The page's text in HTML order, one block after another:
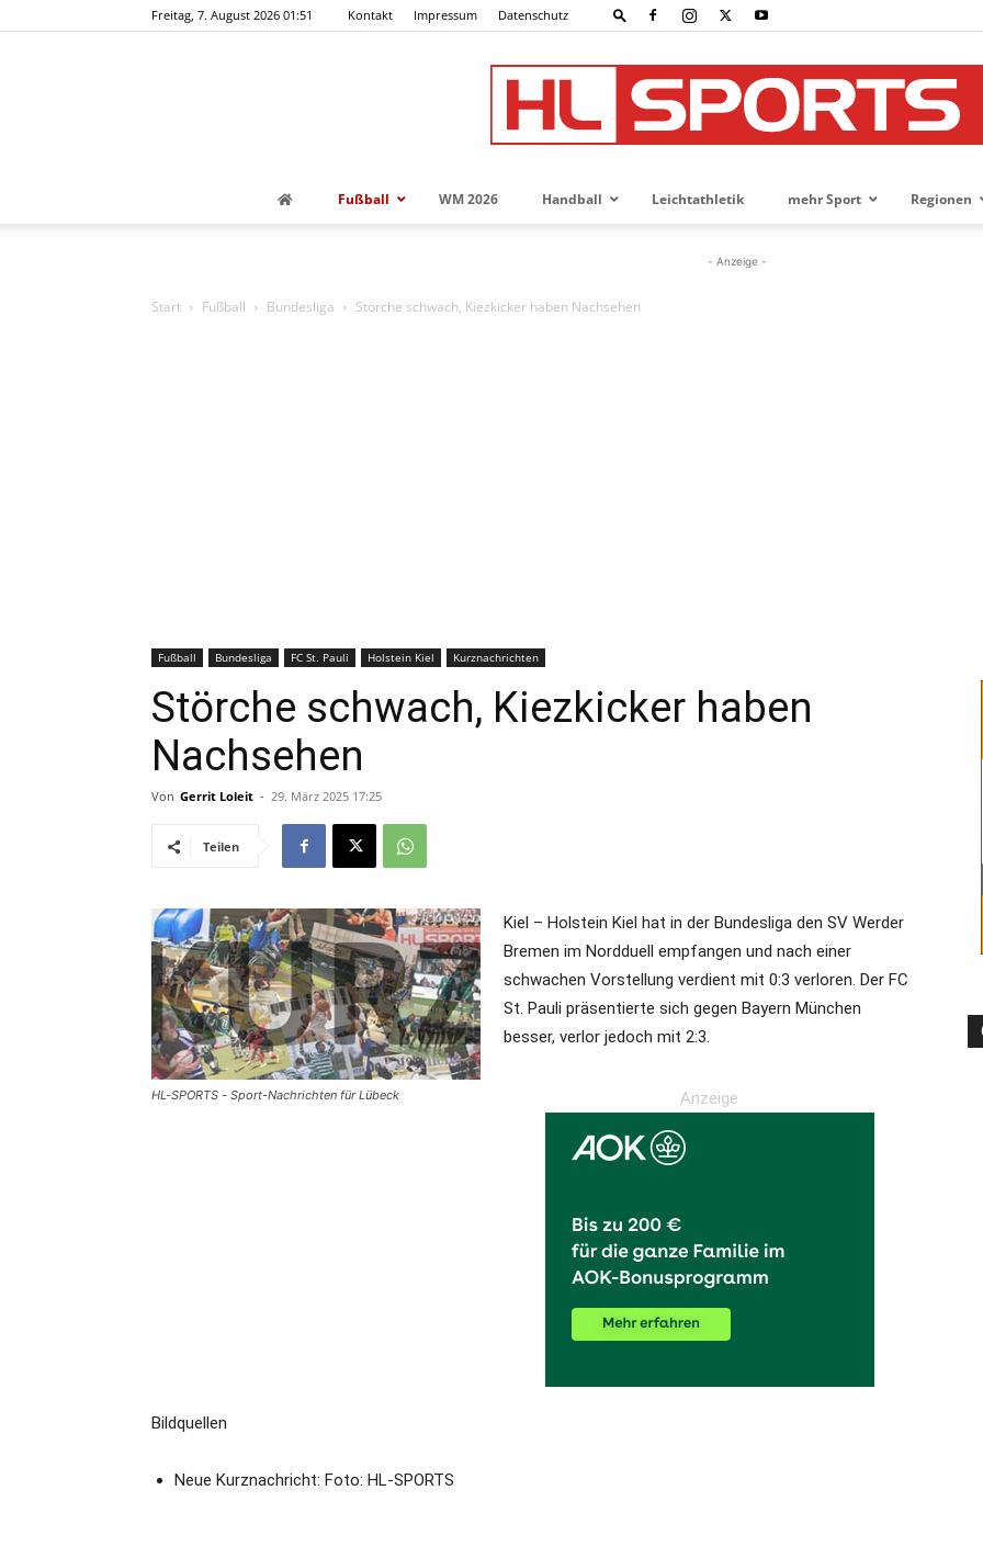
Freitag, 7. August 2026 01:51 Kontakt Impressum Datenschutz
für
Fußball WM 2026 Handball Leichtathletik mehr Sport Regionen
- Anzeige -
Start Fußball Bundesliga Störche schwach, Kiezkicker haben Nachsehen
Fußball Bundesliga FC St. Pauli Holstein Kiel Kurznachrichten
Störche schwach, Kiezkicker haben
Nachsehen
Von Gerrit Loleit - 29. März 2025 17:25
Teilen
HL-SPORTS - Sport-Nachrichten für Lübeck
Kiel – Holstein Kiel hat in der Bundesliga den SV Werder
Bremen im Nordduell empfangen und nach einer
schwachen Vorstellung verdient mit 0:3 verloren. Der FC
St. Pauli präsentierte sich gegen Bayern München
besser, verlor jedoch mit 2:3.
Anzeige
Bildquellen
Neue Kurznachricht: Foto: HL-SPORTS